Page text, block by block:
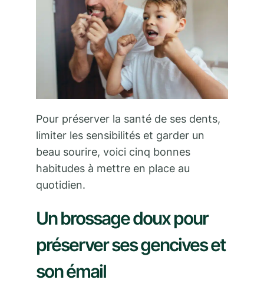
Pour préserver la santé de ses dents,
limiter les sensibilités et garder un
beau sourire, voici cinq bonnes
habitudes à mettre en place au
quotidien.
Un brossage doux pour
préserver ses gencives et
son émail